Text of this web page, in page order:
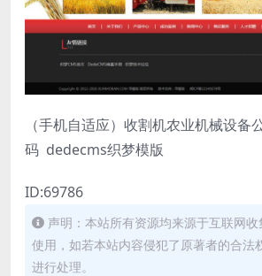
（手机自适应）收割机农业机械设备
码 dedecms织梦模版
ID:69786
声明：本站所有资源均来源于互联网
使用，如若本站内容侵犯了原著者的合法
进行处理。